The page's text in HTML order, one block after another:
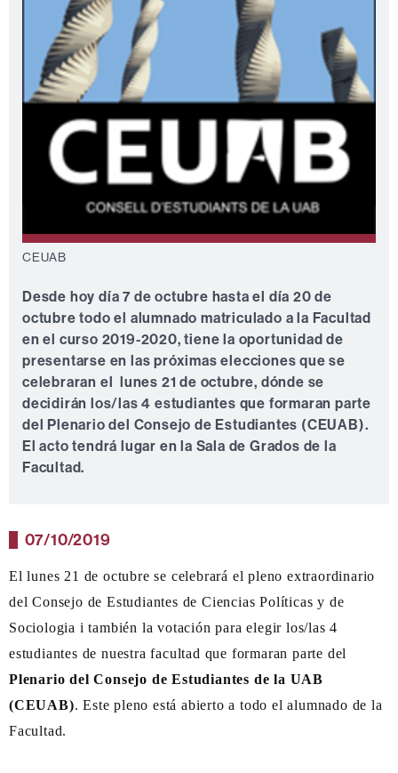
CEUAB
Desde hoy día 7 de octubre hasta el día 20 de
octubre todo el alumnado matriculado a la Facultad
en el curso 2019-2020, tiene la oportunidad de
presentarse en las próximas elecciones que se
celebraran el lunes 21 de octubre, dónde se
decidirán los/las 4 estudiantes que formaran parte
del Plenario del Consejo de Estudiantes (CEUAB).
El acto tendrá lugar en la Sala de Grados de la
Facultad.
07/10/2019
El lunes 21 de octubre se celebrará el pleno extraordinario
del Consejo de Estudiantes de Ciencias Políticas y de
Sociologia i también la votación para elegir los/las 4
estudiantes de nuestra facultad que formaran parte del
Plenario del Consejo de Estudiantes de la UAB
(CEUAB). Este pleno está abierto a todo el alumnado de la
Facultad.